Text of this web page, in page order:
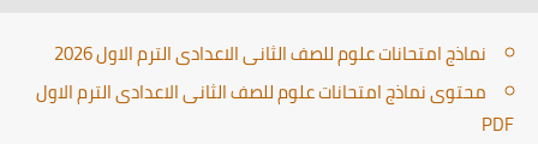
نماذج امتحانات علوم للصف الثانى الاعدادى الترم الاول 2026
محتوى نماذج امتحانات علوم للصف الثانى الاعدادى الترم الاول
PDF